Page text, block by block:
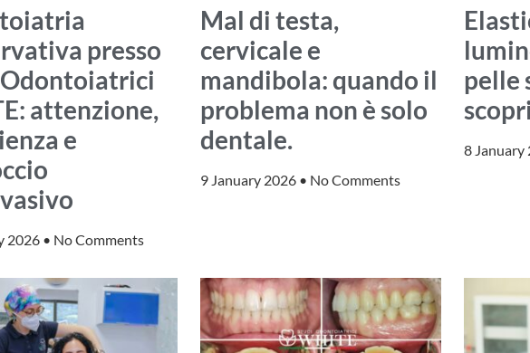
presso
attenzione,
e
2026 No Comments
Mal di testa,
cervicale e
mandibola: quando il
problema non è solo
dentale.
9 January 2026 No Comments
pelle
8 January